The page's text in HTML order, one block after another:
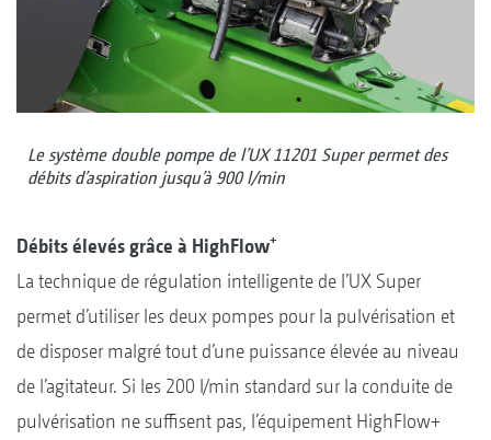
Le système double pompe de l’UX 11201 Super permet des
débits d’aspiration jusqu’à 900 l/min
Débits élevés grâce à HighFlow+
La technique de régulation intelligente de l’UX Super
permet d’utiliser les deux pompes pour la pulvérisation et
de disposer malgré tout d’une puissance élevée au niveau
de l’agitateur. Si les 200 l/min standard sur la conduite de
pulvérisation ne suffisent pas, l’équipement HighFlow+